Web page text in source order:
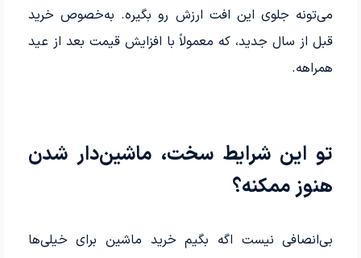
می‌تونه جلوی این افت ارزش رو بگیره. به‌خصوص خرید
قبل از سال جدید، که معمولاً با افزایش قیمت بعد از عید
همراهه.
تو این شرایط سخت، ماشین‌دار شدن
هنوز ممکنه؟
بی‌انصافی نیست اگه بگیم خرید ماشین برای خیلی‌ها